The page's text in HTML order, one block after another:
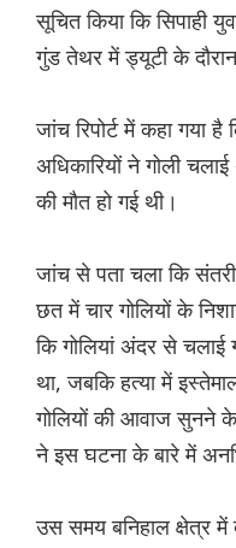
सूचित किया कि सिपाही
गुंड तेथर में ड्यूटी के
जांच रिपोर्ट में कहा गया
अधिकारियों ने गोली
की मौत हो गई थी।
जांच से पता चला कि
छत में चार गोलियों के
कि गोलियां अंदर से
था, जबकि हत्या में
गोलियों की आवाज सुनने के
ने इस घटना के बारे में
उस समय बनिहाल क्षेत्र